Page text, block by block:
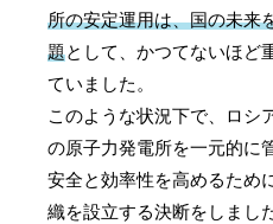
所の安定運用は、国の未来
題として、かつてないほど
ていました。
このような状況下で、ロシ
の原子力発電所を一元的に
安全と効率性を高めるため
織を設立する決断をしまし